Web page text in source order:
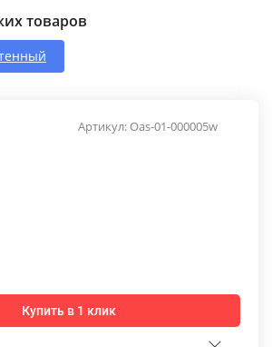
товаров
Артикул:Oas-01-000005w
Купить в 1 клик